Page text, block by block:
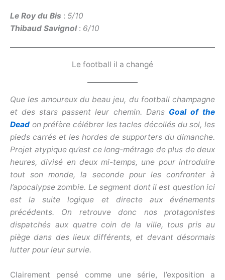
Le Roy du Bis : 5/10
Thibaud Savignol: 6/10
Le football il a changé
Que les amoureux du beau jeu, du football champagne
et des stars passent leur chemin. Dans Goal of the
Dead on préfère célébrer les tacles décollés du sol, les
pieds carrés et les hordes de supporters du dimanche.
Projet atypique qu’est ce long-métrage de plus de deux
heures, divisé en deux mi-temps, une pour introduire
tout son monde, la seconde pour les confronter à
l’apocalypse zombie. Le segment dont il est question ici
est la suite logique et directe aux événements
précédents. On retrouve donc nos protagonistes
dispatchés aux quatre coin de la ville, tous pris au
piège dans des lieux différents, et devant désormais
lutter pour leur survie.
Clairement pensé comme une série, l’exposition a